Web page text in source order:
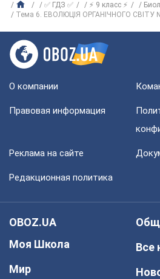
✅ ГДЗ ✅ ⚡ 9 класс ⚡
Тема 6. ЕВОЛЮЦІЯ ОРГАНІЧНОГО СВІТУ №
О компании
Правовая информация
Реклама на сайте
Редакционная политика
OBOZ.UA
Моя Школа
Мир
Все